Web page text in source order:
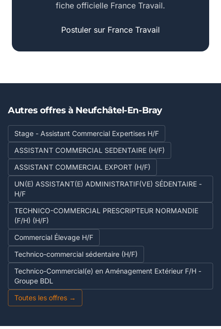
fiche officielle France Travail.
Postuler sur France Travail
Autres offres à Neufchâtel-En-Bray
Stage - Assistant Commercial Expertises H/F
ASSISTANT COMMERCIAL SEDENTAIRE (H/F)
ASSISTANT COMMERCIAL EXPORT (H/F)
UN(E) ASSISTANT(E) ADMINISTRATIF(VE) SÉDENTAIRE -
H/F
TECHNICO-COMMERCIAL PRESCRIPTEUR NORMANDIE
(F/H) (H/F)
Commercial Élevage H/F
Technico-commercial sédentaire (H/F)
Technico-Commercial(e) en Aménagement Extérieur F/H -
Groupe BDL
Toutes les offres →